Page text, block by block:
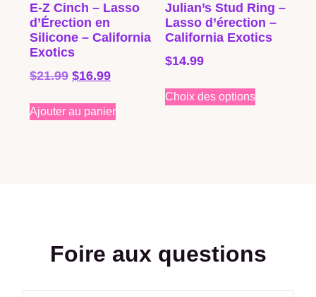
E-Z Cinch – Lasso
d’Érection en
Silicone – California
Exotics
$21.99 $16.99
Ajouter au panier
Julian’s Stud Ring –
Lasso d’érection –
California Exotics
$14.99
Choix des options
Foire aux questions